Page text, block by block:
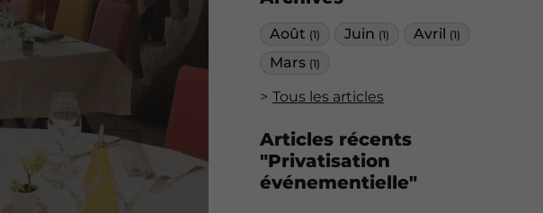
Août (1) Juin (1) Avril (1)
Mars (1)
Tous les articles
Articles récents
"Privatisation
événementielle"